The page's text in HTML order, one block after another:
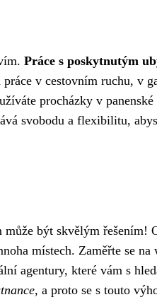
Práce s poskytnutým
v cestovním ruchu, v
procházky v
svobodu a flexibilitu,
být skvělým
místech. Zaměřte se
agentury, které vám s
a proto se s touto